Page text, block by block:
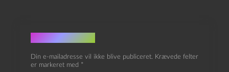
Skriv et svar
Din e-mailadresse vil ikke blive publiceret. Krævede felter
er markeret med *